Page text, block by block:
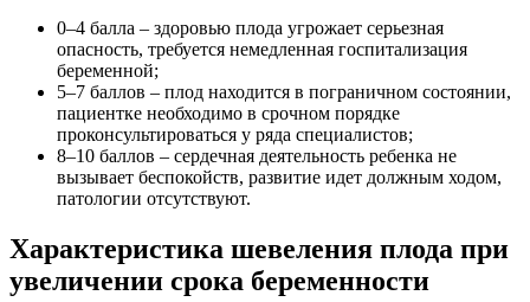
0–4 балла – здоровью плода угрожает серьезная
опасность, требуется немедленная госпитализация
беременной;
5–7 баллов – плод находится в пограничном состоянии,
пациентке необходимо в срочном порядке
проконсультироваться у ряда специалистов;
8–10 баллов – сердечная деятельность ребенка не
вызывает беспокойств, развитие идет должным ходом,
патологии отсутствуют.
Характеристика шевеления плода при
увеличении срока беременности